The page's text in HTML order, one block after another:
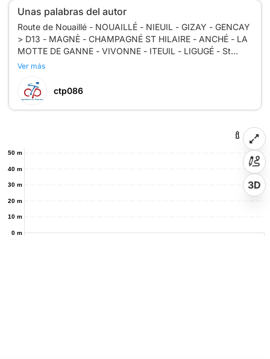
Unas palabras del autor
Route de Nouaillé - NOUAILLÉ - NIEUIL - GIZAY - GENCAY
> D13 - MAGNÈ - CHAMPAGNÉ ST HILAIRE - ANCHÉ - LA
MOTTE DE GANNE - VIVONNE - ITEUIL - LIGUGÉ - St
Ver más
ctp086
0 m
10 m
20 m
30 m
40 m
50 m
3D